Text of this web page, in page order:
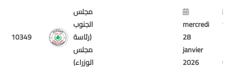
10349
مجلس
الجنوب
(رئاسة
مجلس
الوزراء)
mercredi
28
janvier
2026